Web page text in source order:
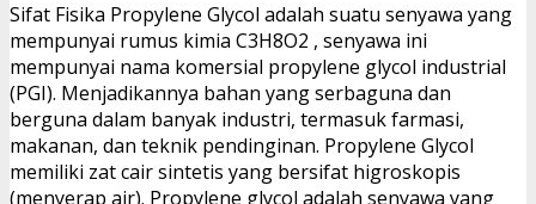
Sifat Fisika Propylene Glycol adalah suatu senyawa yang
mempunyai rumus kimia C3H8O2 , senyawa ini
mempunyai nama komersial propylene glycol industrial
(PGI). Menjadikannya bahan yang serbaguna dan
berguna dalam banyak industri, termasuk farmasi,
makanan, dan teknik pendinginan. Propylene Glycol
memiliki zat cair sintetis yang bersifat higroskopis
(menyerap air). Propylene glycol adalah senyawa yang